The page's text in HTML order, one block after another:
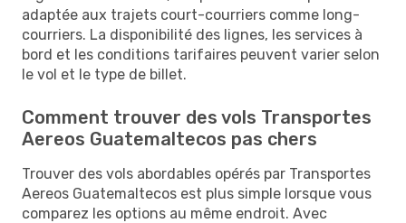
adaptée aux trajets court-courriers comme long-
courriers. La disponibilité des lignes, les services à
bord et les conditions tarifaires peuvent varier selon
le vol et le type de billet.
Comment trouver des vols Transportes
Aereos Guatemaltecos pas chers
Trouver des vols abordables opérés par Transportes
Aereos Guatemaltecos est plus simple lorsque vous
comparez les options au même endroit. Avec